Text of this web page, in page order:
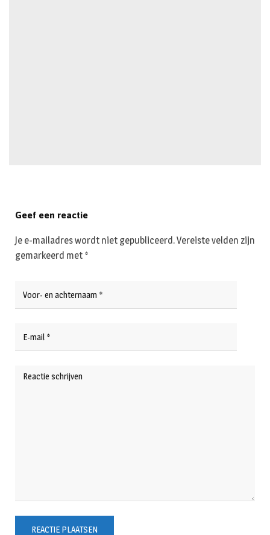
Geef een reactie
Je e-mailadres wordt niet gepubliceerd.Vereiste velden zijn
gemarkeerd met *